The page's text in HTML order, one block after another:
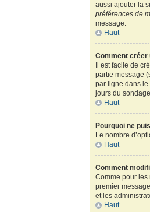
aussi ajouter la
préférences de
message.
Haut
Comment créer
Il est facile de
partie message
par ligne dans le
jours du
Haut
Pourquoi ne
Le nombre
Haut
Comment
Comme pour
premier
et les
Haut